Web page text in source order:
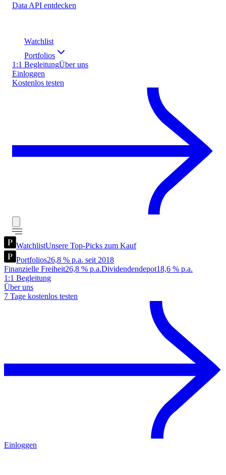
Data API entdecken
Watchlist
Portfolios
1:1 BegleitungÜber uns
Einloggen
Kostenlos testen
WatchlistUnsere Top-Picks zum Kauf
Portfolios26,8 % p.a. seit 2018
Finanzielle Freiheit26,8 % p.a.Dividendendepot18,6 % p.a.
1:1 Begleitung
Über uns
7 Tage kostenlos testen
Einloggen